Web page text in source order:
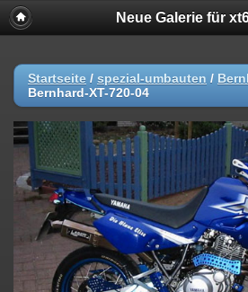
Neue Galerie für
Startseite / spezial-umbauten /
Bernhard-XT-720-04